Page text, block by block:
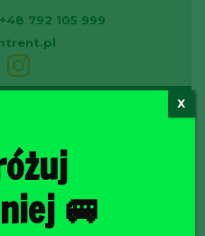
+48 792 105 999
🚐
X